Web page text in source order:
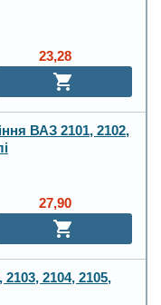
23,28
ВАЗ 2101, 2102,
27,90
2104, 2105,